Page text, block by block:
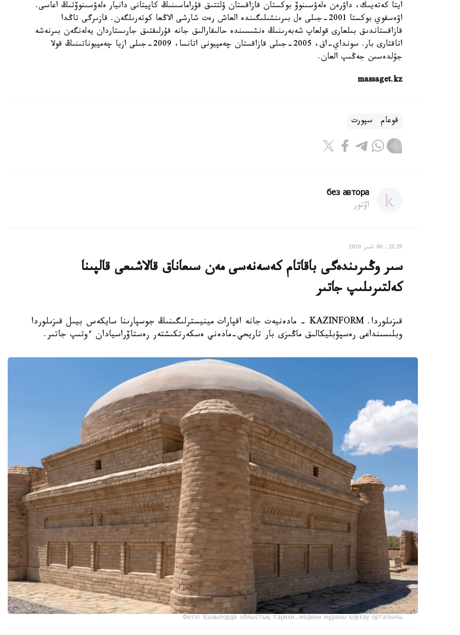
ايتا كەتەيىك، داۋرەن ەلەۋسىنوۆ بوكستان قازاقستان ۇلتتىق قۇراماسىنىڭ كاپيتانى دانيار ەلەۋسىنوۆتىڭ اعاسى.
اۋەسقوي بوكستا 2001-جىلى ەل بىرىنشىلىگىندە العاش رەت شارشى الاڭعا كوتەرىلگەن. قازىرگى تاڭدا
قازاقستاندىق بىلعارى قولعاپ شەبەرىنىڭ ەنشىسىندە حالىقارالىق جانە قۇرلىقتىق جارىستاردان يەلەنگەن بىرنەشە
اتاقتارى بار. سونداي-اق، 2005-جىلى قازاقستان چەمپيونى اتانسا، 2009-جىلى ازيا چەمپيوناتىنىڭ قولا
جۇلدەسىن جەڭىپ العان.
massaget.kz
قوعام سپورت
без автора
اۆتور
22:29, 06 تامىز 2026
سىر وڭىرىندەگى باقاتام كەسەنەسى مەن سىعاناق قالاشىعى قالپىنا
كەلتىرىلىپ جاتىر
قىزىلوردا. KAZINFORM - مادەنيەت جانە اقپارات مينيسترلىگىنىڭ جوسپارىنا سايكەس بيىل قىزىلوردا
وبلىسىنداعى رەسپۋبليكالىق ماڭىزى بار تاريحي-مادەني ەسكەرتكىشتەر رەستاۆراسيادان ءوتىپ جاتىر.
Фото: Қызылорда облыстық тарихи-мәдени мұраны қорғау орталығы